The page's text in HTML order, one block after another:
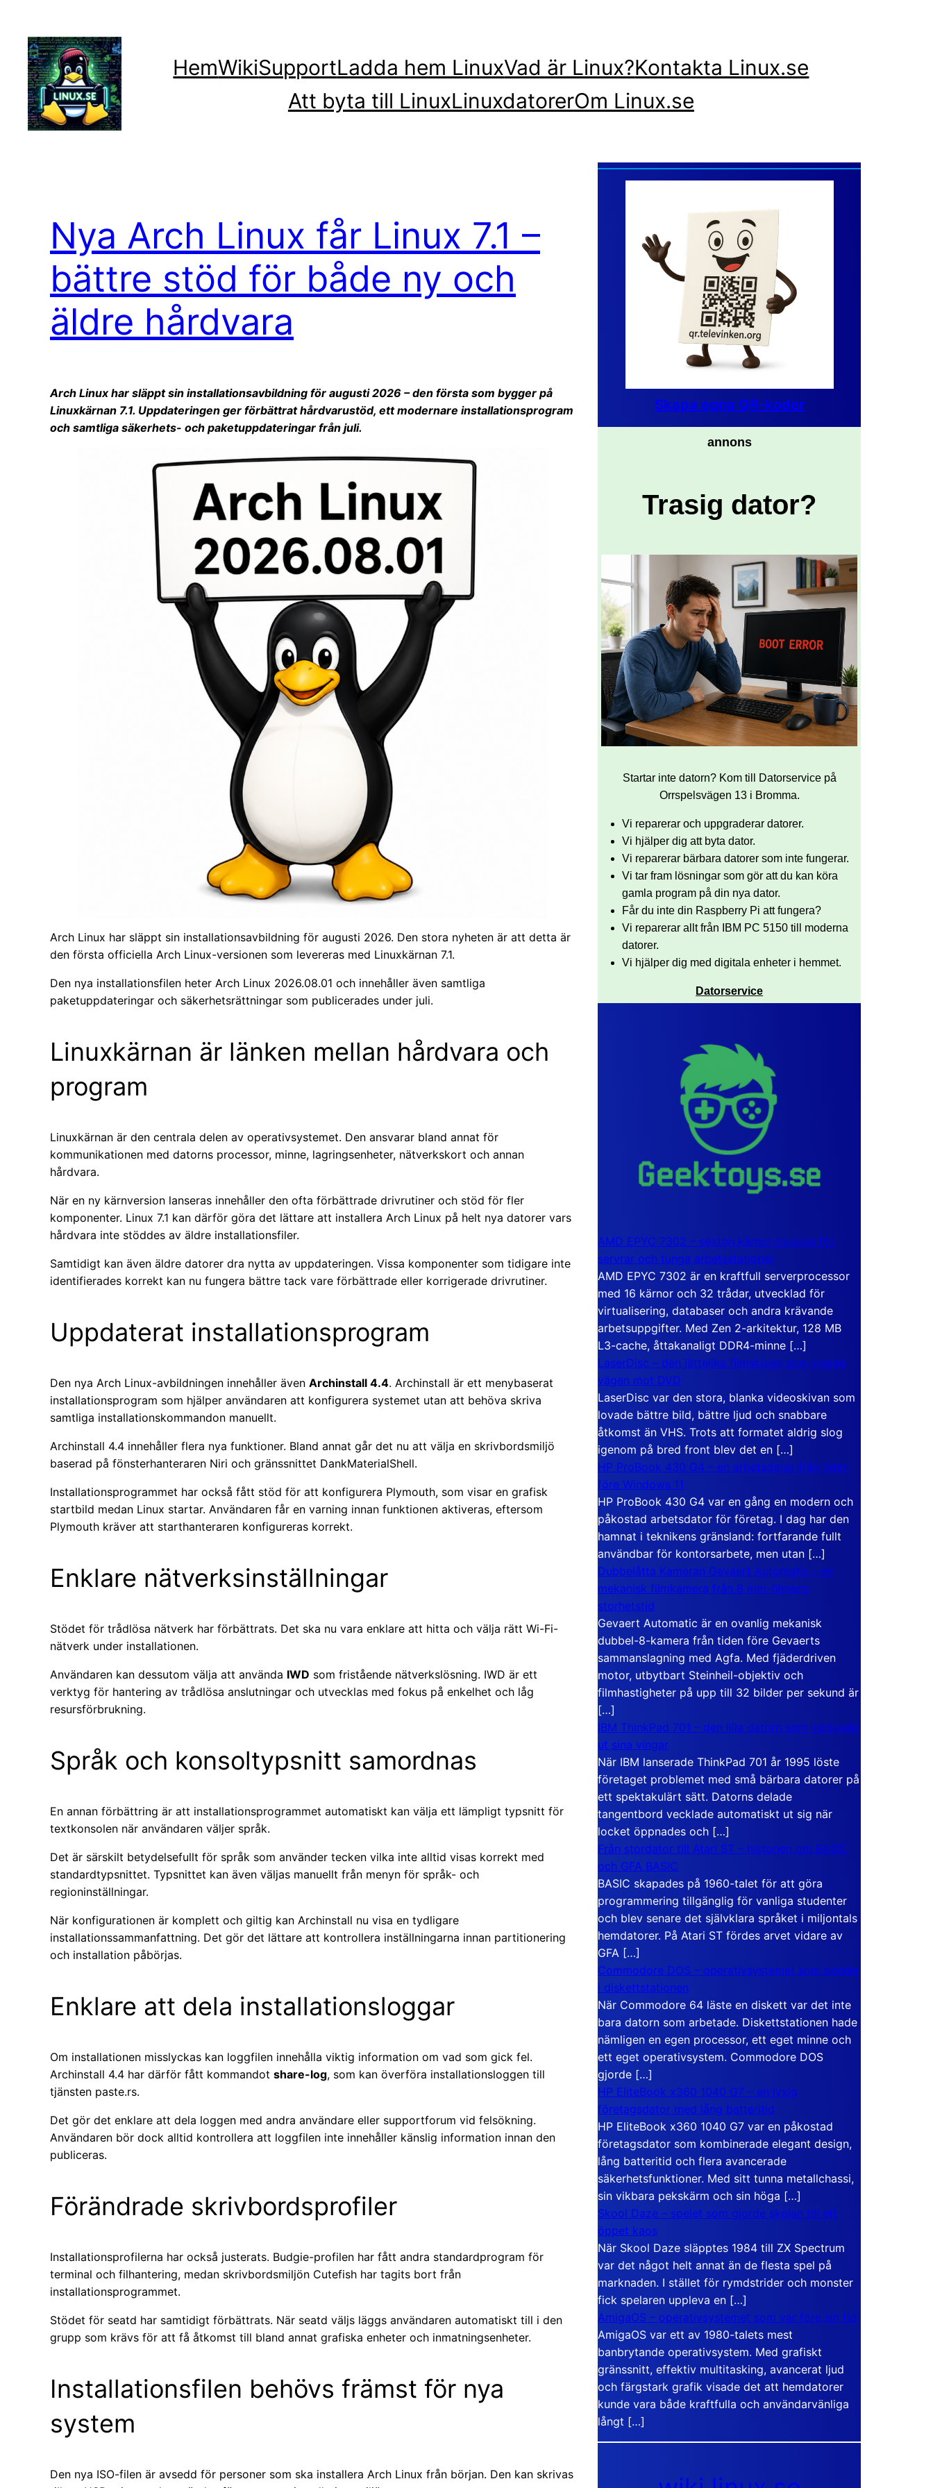
innehåll
HemWikiSupportLadda hem LinuxVad är Linux?Kontakta Linux.se
Att byta till LinuxLinuxdatorerOm Linux.se
Nya Arch Linux får Linux 7.1 –
bättre stöd för både ny och
äldre hårdvara
Arch Linux har släppt sin installationsavbildning för augusti 2026 – den första som bygger på
Linuxkärnan 7.1. Uppdateringen ger förbättrat hårdvarustöd, ett modernare installationsprogram
och samtliga säkerhets- och paketuppdateringar från juli.
Arch Linux har släppt sin installationsavbildning för augusti 2026. Den stora nyheten är att detta är
den första officiella Arch Linux-versionen som levereras med Linuxkärnan 7.1.
Den nya installationsfilen heter Arch Linux 2026.08.01 och innehåller även samtliga
paketuppdateringar och säkerhetsrättningar som publicerades under juli.
Linuxkärnan är länken mellan hårdvara och
program
Linuxkärnan är den centrala delen av operativsystemet. Den ansvarar bland annat för
kommunikationen med datorns processor, minne, lagringsenheter, nätverkskort och annan
hårdvara.
När en ny kärnversion lanseras innehåller den ofta förbättrade drivrutiner och stöd för fler
komponenter. Linux 7.1 kan därför göra det lättare att installera Arch Linux på helt nya datorer vars
hårdvara inte stöddes av äldre installationsfiler.
Samtidigt kan även äldre datorer dra nytta av uppdateringen. Vissa komponenter som tidigare inte
identifierades korrekt kan nu fungera bättre tack vare förbättrade eller korrigerade drivrutiner.
Uppdaterat installationsprogram
Den nya Arch Linux-avbildningen innehåller även Archinstall 4.4. Archinstall är ett menybaserat
installationsprogram som hjälper användaren att konfigurera systemet utan att behöva skriva
samtliga installationskommandon manuellt.
Archinstall 4.4 innehåller flera nya funktioner. Bland annat går det nu att välja en skrivbordsmiljö
baserad på fönsterhanteraren Niri och gränssnittet DankMaterialShell.
Installationsprogrammet har också fått stöd för att konfigurera Plymouth, som visar en grafisk
startbild medan Linux startar. Användaren får en varning innan funktionen aktiveras, eftersom
Plymouth kräver att starthanteraren konfigureras korrekt.
Enklare nätverksinställningar
Stödet för trådlösa nätverk har förbättrats. Det ska nu vara enklare att hitta och välja rätt Wi-Fi-
nätverk under installationen.
Användaren kan dessutom välja att använda IWD som fristående nätverkslösning. IWD är ett
verktyg för hantering av trådlösa anslutningar och utvecklas med fokus på enkelhet och låg
resursförbrukning.
Språk och konsoltypsnitt samordnas
En annan förbättring är att installationsprogrammet automatiskt kan välja ett lämpligt typsnitt för
textkonsolen när användaren väljer språk.
Det är särskilt betydelsefullt för språk som använder tecken vilka inte alltid visas korrekt med
standardtypsnittet. Typsnittet kan även väljas manuellt från menyn för språk- och
regioninställningar.
När konfigurationen är komplett och giltig kan Archinstall nu visa en tydligare
installationssammanfattning. Det gör det lättare att kontrollera inställningarna innan partitionering
och installation påbörjas.
Enklare att dela installationsloggar
Om installationen misslyckas kan loggfilen innehålla viktig information om vad som gick fel.
Archinstall 4.4 har därför fått kommandot share-log, som kan överföra installationsloggen till
tjänsten paste.rs.
Det gör det enklare att dela loggen med andra användare eller supportforum vid felsökning.
Användaren bör dock alltid kontrollera att loggfilen inte innehåller känslig information innan den
publiceras.
Förändrade skrivbordsprofiler
Installationsprofilerna har också justerats. Budgie-profilen har fått andra standardprogram för
terminal och filhantering, medan skrivbordsmiljön Cutefish har tagits bort från
installationsprogrammet.
Stödet för seatd har samtidigt förbättrats. När seatd väljs läggs användaren automatiskt till i den
grupp som krävs för att få åtkomst till bland annat grafiska enheter och inmatningsenheter.
Installationsfilen behövs främst för nya
system
Den nya ISO-filen är avsedd för personer som ska installera Arch Linux från början. Den kan skrivas
Skapa egna QR-koder
annons
Trasig dator?
Startar inte datorn? Kom till Datorservice på
Orrspelsvägen 13 i Bromma.
Vi reparerar och uppgraderar datorer.
Vi hjälper dig att byta dator.
Vi reparerar bärbara datorer som inte fungerar.
Vi tar fram lösningar som gör att du kan köra
gamla program på din nya dator.
Får du inte din Raspberry Pi att fungera?
Vi reparerar allt från IBM PC 5150 till moderna
datorer.
Vi hjälper dig med digitala enheter i hemmet.
Datorservice
AMD EPYC 7302 – sexton kärnor byggda för
servrar och tunga arbetsstationer
AMD EPYC 7302 är en kraftfull serverprocessor
med 16 kärnor och 32 trådar, utvecklad för
virtualisering, databaser och andra krävande
arbetsuppgifter. Med Zen 2-arkitektur, 128 MB
L3-cache, åttakanaligt DDR4-minne […]
LaserDisc – den jättelika filmskivan som visade
vägen mot DVD
LaserDisc var den stora, blanka videoskivan som
lovade bättre bild, bättre ljud och snabbare
åtkomst än VHS. Trots att formatet aldrig slog
igenom på bred front blev det en […]
HP ProBook 430 G4 – en arbetsdator från tiden
före Windows 11
HP ProBook 430 G4 var en gång en modern och
påkostad arbetsdator för företag. I dag har den
hamnat i teknikens gränsland: fortfarande fullt
användbar för kontorsarbete, men utan […]
Dubbelåtta Kameran Gevaert Automatic – en
mekanisk filmkamera från 8 mm-filmens
storhetstid
Gevaert Automatic är en ovanlig mekanisk
dubbel-8-kamera från tiden före Gevaerts
sammanslagning med Agfa. Med fjäderdriven
motor, utbytbart Steinheil-objektiv och
filmhastigheter på upp till 32 bilder per sekund är
[…]
IBM ThinkPad 701 – den lilla datorn som vecklade
ut sina vingar
När IBM lanserade ThinkPad 701 år 1995 löste
företaget problemet med små bärbara datorer på
ett spektakulärt sätt. Datorns delade
tangentbord vecklade automatiskt ut sig när
locket öppnades och […]
Från stordator till Atari ST – historien om BASIC
och GFA BASIC
BASIC skapades på 1960-talet för att göra
programmering tillgänglig för vanliga studenter
och blev senare det självklara språket i miljontals
hemdatorer. På Atari ST fördes arvet vidare av
GFA […]
Commodore DOS – operativsystemet som bodde
i diskettstationen
När Commodore 64 läste en diskett var det inte
bara datorn som arbetade. Diskettstationen hade
nämligen en egen processor, ett eget minne och
ett eget operativsystem. Commodore DOS
gjorde […]
HP EliteBook x360 1040 G7 – en lyxig
företagsdator med lång batteritid
HP EliteBook x360 1040 G7 var en påkostad
företagsdator som kombinerade elegant design,
lång batteritid och flera avancerade
säkerhetsfunktioner. Med sitt tunna metallchassi,
sin vikbara pekskärm och sin höga […]
Skool Daze – spelet som gjorde skolan till ett
öppet kaos
När Skool Daze släpptes 1984 till ZX Spectrum
var det något helt annat än de flesta spel på
marknaden. I stället för rymdstrider och monster
fick spelaren uppleva en […]
AmigaOS – operativsystemet som var före sin tid
AmigaOS var ett av 1980-talets mest
banbrytande operativsystem. Med grafiskt
gränssnitt, effektiv multitasking, avancerat ljud
och färgstark grafik visade det att hemdatorer
kunde vara både kraftfulla och användarvänliga
långt […]